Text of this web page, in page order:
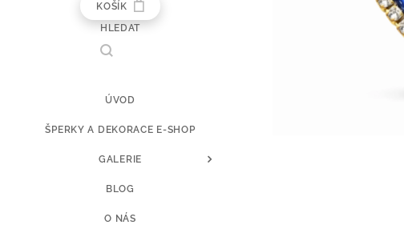
KOŠÍK
HLEDAT
ÚVOD
ŠPERKY A DEKORACE E-SHOP
GALERIE
BLOG
O NÁS